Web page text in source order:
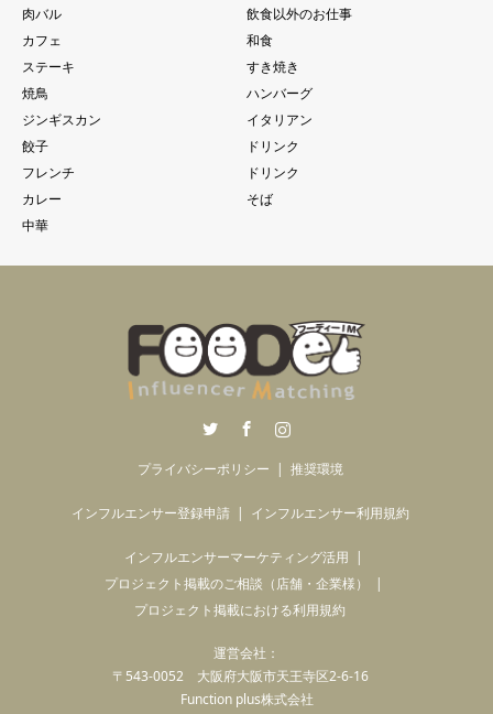
肉バル
飲食以外のお仕事
カフェ
和食
ステーキ
すき焼き
焼鳥
ハンバーグ
ジンギスカン
イタリアン
餃子
ドリンク
フレンチ
ドリンク
カレー
そば
中華
Instagram
プライバシーポリシー 推奨環境
インフルエンサー登録申請 インフルエンサー利用規約
インフルエンサーマーケティング活用
プロジェクト掲載のご相談（店舗・企業様）
プロジェクト掲載における利用規約
運営会社：
〒543-0052 大阪府大阪市天王寺区2-6-16
Function plus株式会社